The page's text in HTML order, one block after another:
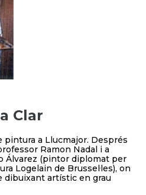
Clar
pintura a Llucmajor. Després
Ramon Nadal i a
Álvarez (pintor diplomat per
Logelain de Brussel·les), on
dibuixant artístic en grau